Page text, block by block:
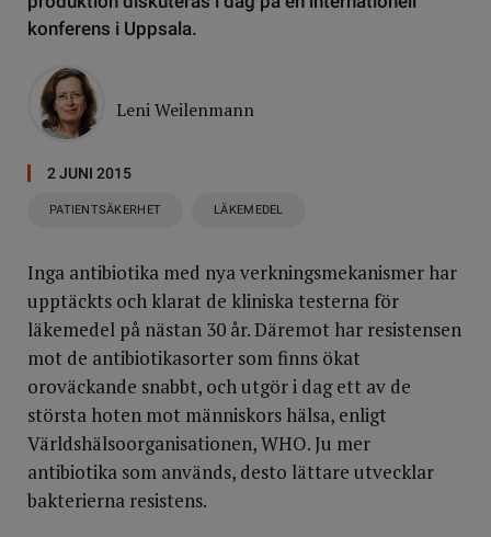
konferens i Uppsala.
Leni Weilenmann
2 JUNI 2015
PATIENTSÄKERHET LÄKEMEDEL
Inga antibiotika med nya verkningsmekanismer har
upptäckts och klarat de kliniska testerna för
läkemedel på nästan 30 år. Däremot har resistensen
mot de antibiotikasorter som finns ökat
oroväckande snabbt, och utgör i dag ett av de
största hoten mot människors hälsa, enligt
Världshälsoorganisationen, WHO. Ju mer
antibiotika som används, desto lättare utvecklar
bakterierna resistens.